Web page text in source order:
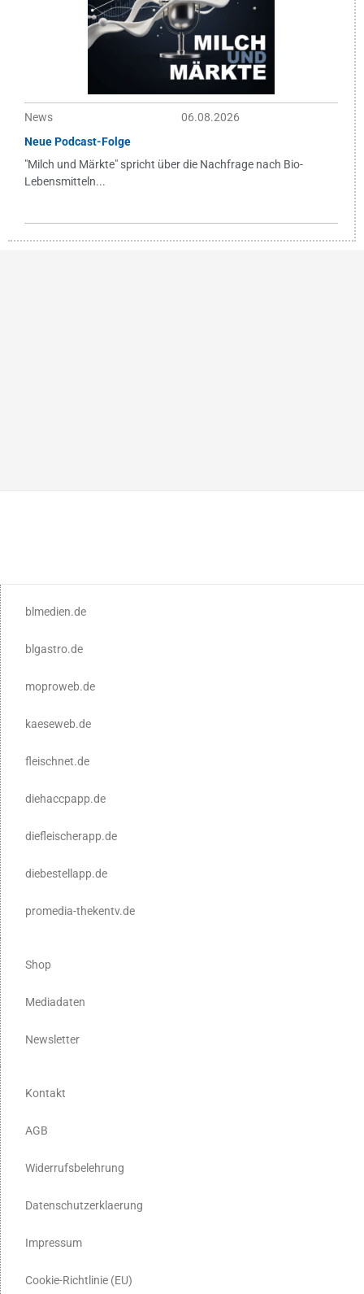
News
06.08.2026
Neue Podcast-Folge
"Milch und Märkte" spricht über die Nachfrage nach Bio-
Lebensmitteln...
blmedien.de
blgastro.de
moproweb.de
kaeseweb.de
fleischnet.de
diehaccpapp.de
diefleischerapp.de
diebestellapp.de
promedia-thekentv.de
Shop
Mediadaten
Newsletter
Kontakt
AGB
Widerrufsbelehrung
Datenschutzerklaerung
Impressum
Cookie-Richtlinie (EU)